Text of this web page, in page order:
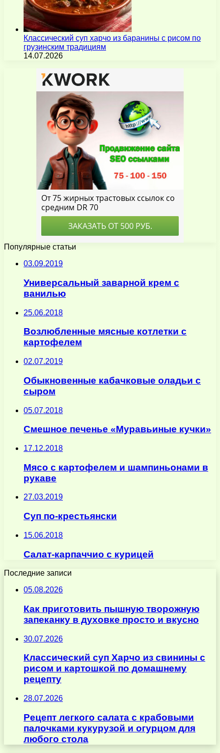
Классический суп харчо из баранины с рисом по
грузинским традициям
14.07.2026
Популярные статьи
03.09.2019
Универсальный заварной крем с
ванилью
25.06.2018
Возлюбленные мясные котлетки с
картофелем
02.07.2019
Обыкновенные кабачковые оладьи с
сыром
05.07.2018
Смешное печенье «Муравьиные кучки»
17.12.2018
Мясо с картофелем и шампиньонами в
рукаве
27.03.2019
Суп по-крестьянски
15.06.2018
Салат-карпаччио с курицей
Последние записи
05.08.2026
Как приготовить пышную творожную
запеканку в духовке просто и вкусно
30.07.2026
Классический суп Харчо из свинины с
рисом и картошкой по домашнему
рецепту
28.07.2026
Рецепт легкого салата с крабовыми
палочками кукурузой и огурцом для
любого стола